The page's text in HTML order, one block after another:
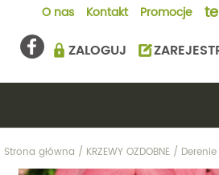
O nas Kontakt Promocje
ZALOGUJ
Strona główna / KRZEWY OZDOBNE / Derenie